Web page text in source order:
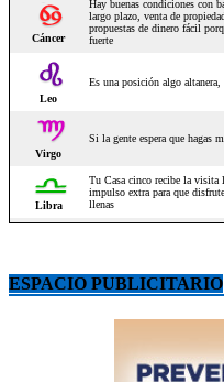
ESPACIO PUBLICITARIO